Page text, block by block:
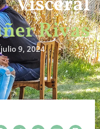
Rivas
julio 9, 2024